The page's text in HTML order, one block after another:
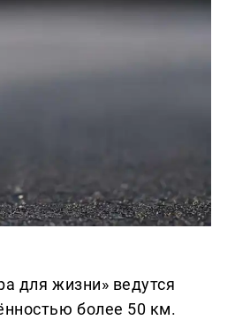
для жизни» ведутся
более 50 км.